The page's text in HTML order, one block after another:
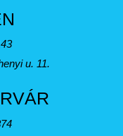
u. 11.